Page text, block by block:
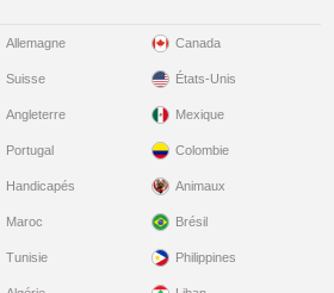
Allemagne
Suisse
Angleterre
Portugal
Handicapés
Canada
États-Unis
Mexique
Colombie
Animaux
Maroc
Tunisie
Brésil
Philippines